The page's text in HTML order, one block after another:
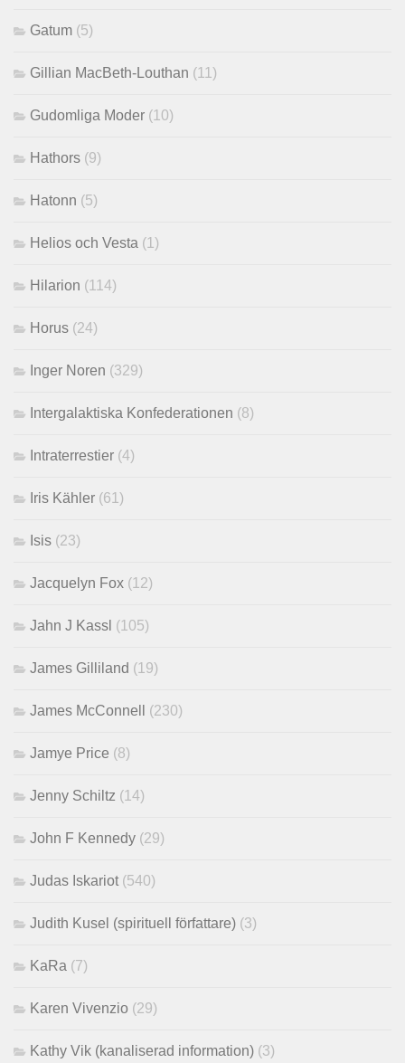
Gatum (5)
Gillian MacBeth-Louthan (11)
Gudomliga Moder (10)
Hathors (9)
Hatonn (5)
Helios och Vesta (1)
Hilarion (114)
Horus (24)
Inger Noren (329)
Intergalaktiska Konfederationen (8)
Intraterrestier (4)
Iris Kähler (61)
Isis (23)
Jacquelyn Fox (12)
Jahn J Kassl (105)
James Gilliland (19)
James McConnell (230)
Jamye Price (8)
Jenny Schiltz (14)
John F Kennedy (29)
Judas Iskariot (540)
Judith Kusel (spirituell författare) (3)
KaRa (7)
Karen Vivenzio (29)
Kathy Vik (kanaliserad information) (3)